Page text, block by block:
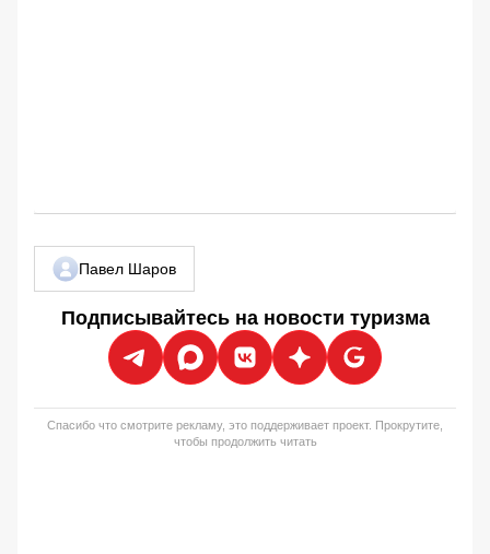
Павел Шаров
Подписывайтесь на новости туризма
Спасибо что смотрите рекламу, это поддерживает проект. Прокрутите,
чтобы продолжить читать